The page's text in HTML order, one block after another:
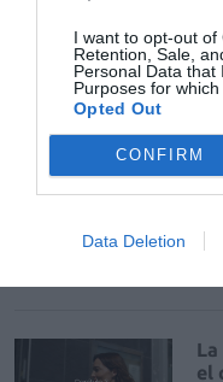
I want to opt-out of
Retention, Sale,
Personal Data that
Purposes for which
Opted Out
CONFIRM
Data Deletion
el